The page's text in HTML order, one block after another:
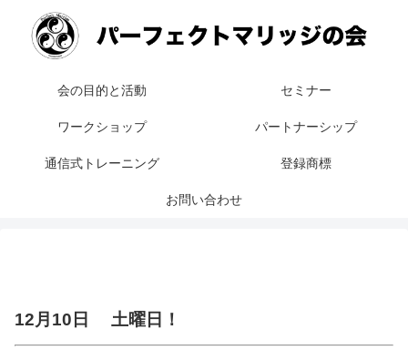
会の目的と活動 セミナー
ワークショップ パートナーシップ
通信式トレーニング 登録商標
お問い合わせ
12月10日 土曜日！